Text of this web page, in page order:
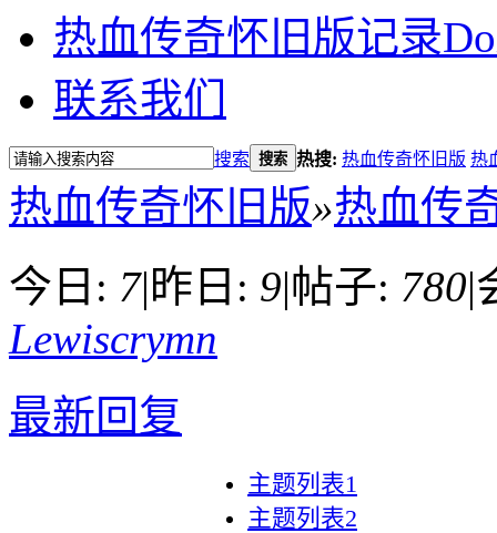
热血传奇怀旧版记录
联系我们
搜索 搜索 热搜: 热血传奇怀旧版 热
热血传奇怀旧版»热血传
今日: 7|昨日: 9|帖子: 780|
Lewiscrymn
最新回复
主题列表1
主题列表2